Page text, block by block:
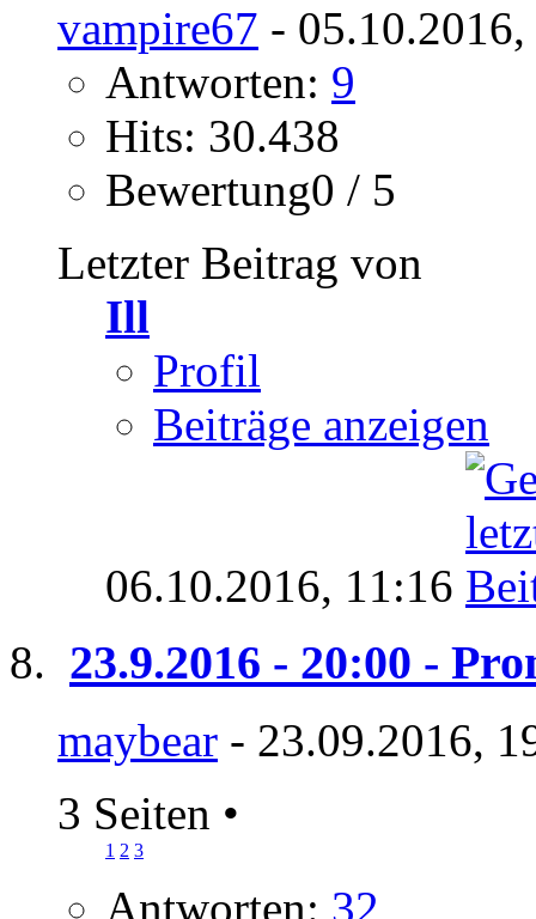
vampire67 -
Antworten: 9
Hits: 30.438
Bewertung0 / 5
Letzter Beitrag von
Ill
Profil
Beiträge anzeigen
06.10.2016, 11:16
23.9.2016 - 20:00 -
maybear - 23.09.2016,
3 Seiten •
1 2 3
Antworten: 32